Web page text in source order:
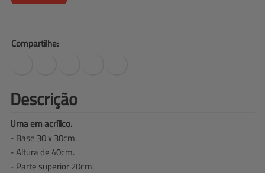
Compartilhe:
Descrição
Urna em acrílico.
- Base 30 x 30cm.
- Altura de 40cm.
- Parte superior 20cm.